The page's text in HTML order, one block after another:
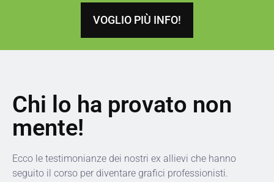
VOGLIO PIÙ INFO!
Chi lo ha provato non
mente!
Ecco le testimonianze dei nostri ex allievi che hanno
seguito il corso per diventare grafici professionisti.